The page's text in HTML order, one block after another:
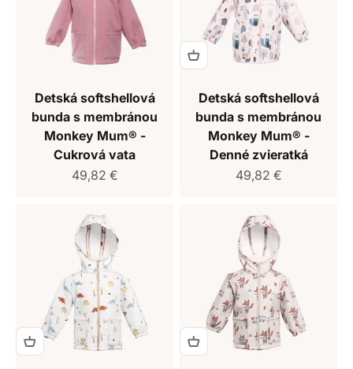
Detská softshellová
bunda s membránou
Monkey Mum® -
Cukrová vata
Predajná cena
49,82 €
Detská softshellová
bunda s membránou
Monkey Mum® -
Denné zvieratká
Predajná cena
49,82 €